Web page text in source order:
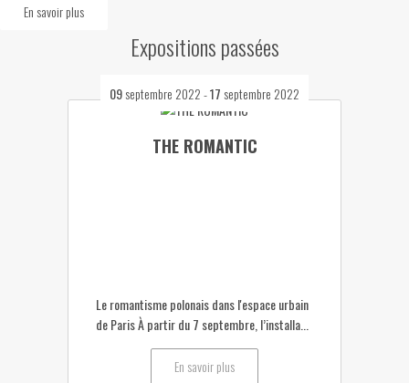
En savoir plus
Expositions passées
09septembre 2022-17 septembre 2022
THE ROMANTIC
Le romantisme polonais dans l'espace urbain
de Paris À partir du 7 septembre, l’installa...
En savoir plus